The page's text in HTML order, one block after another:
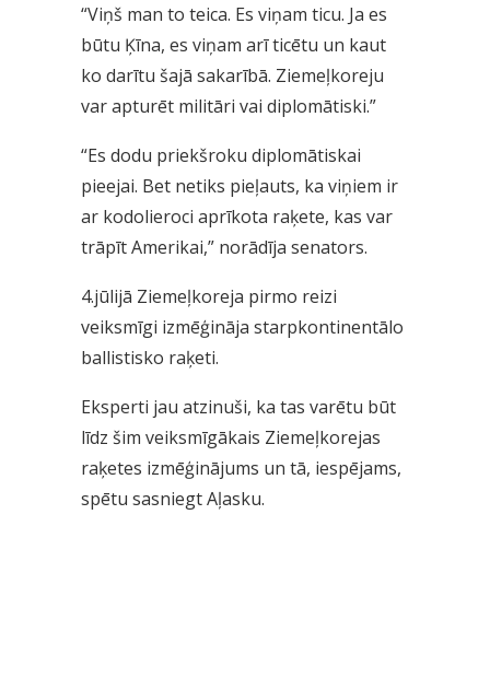
“Viņš man to teica. Es viņam ticu. Ja es
būtu Ķīna, es viņam arī ticētu un kaut
ko darītu šajā sakarībā. Ziemeļkoreju
var apturēt militāri vai diplomātiski.”
“Es dodu priekšroku diplomātiskai
pieejai. Bet netiks pieļauts, ka viņiem ir
ar kodolieroci aprīkota raķete, kas var
trāpīt Amerikai,” norādīja senators.
4.jūlijā Ziemeļkoreja pirmo reizi
veiksmīgi izmēģināja starpkontinentālo
ballistisko raķeti.
Eksperti jau atzinuši, ka tas varētu būt
līdz šim veiksmīgākais Ziemeļkorejas
raķetes izmēģinājums un tā, iespējams,
spētu sasniegt Aļasku.